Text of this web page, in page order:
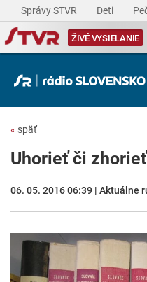
Správy STVR Deti
ŽIVÉ VYSIELANIE
« späť
Uhorieť či
06. 05. 2016 06:39 | Aktuálne